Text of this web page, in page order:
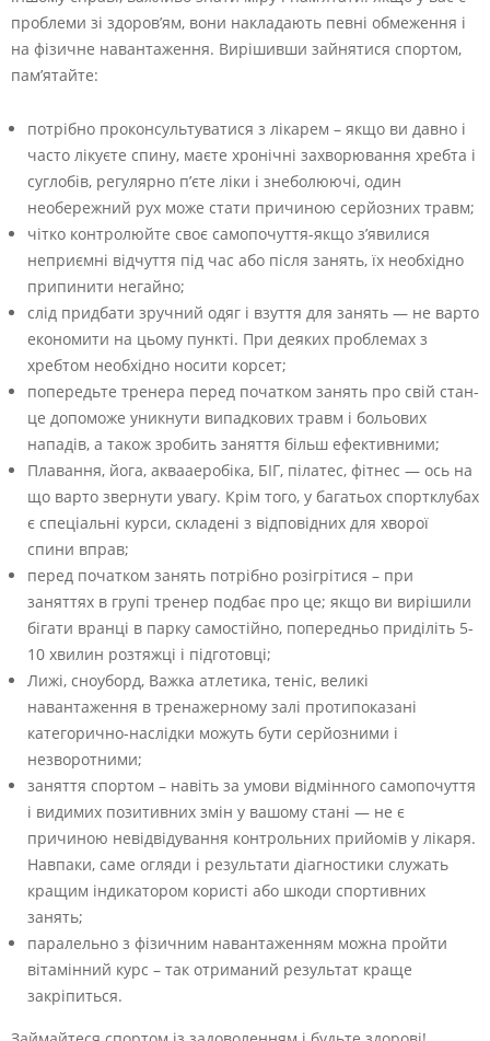
проблеми зі здоров’ям, вони накладають певні обмеження і
на фізичне навантаження. Вирішивши зайнятися спортом,
пам’ятайте:
потрібно проконсультуватися з лікарем – якщо ви давно і
часто лікуєте спину, маєте хронічні захворювання хребта і
суглобів, регулярно п’єте ліки і знеболюючі, один
необережний рух може стати причиною серйозних травм;
чітко контролюйте своє самопочуття-якщо з’явилися
неприємні відчуття під час або після занять, їх необхідно
припинити негайно;
слід придбати зручний одяг і взуття для занять — не варто
економити на цьому пункті. При деяких проблемах з
хребтом необхідно носити корсет;
попередьте тренера перед початком занять про свій стан-
це допоможе уникнути випадкових травм і больових
нападів, а також зробить заняття більш ефективними;
Плавання, йога, аквааеробіка, БІГ, пілатес, фітнес — ось на
що варто звернути увагу. Крім того, у багатьох спортклубах
є спеціальні курси, складені з відповідних для хворої
спини вправ;
перед початком занять потрібно розігрітися – при
заняттях в групі тренер подбає про це; якщо ви вирішили
бігати вранці в парку самостійно, попередньо приділіть 5-
10 хвилин розтяжці і підготовці;
Лижі, сноуборд, Важка атлетика, теніс, великі
навантаження в тренажерному залі протипоказані
категорично-наслідки можуть бути серйозними і
незворотними;
заняття спортом – навіть за умови відмінного самопочуття
і видимих позитивних змін у вашому стані — не є
причиною невідвідування контрольних прийомів у лікаря.
Навпаки, саме огляди і результати діагностики служать
кращим індикатором користі або шкоди спортивних
занять;
паралельно з фізичним навантаженням можна пройти
вітамінний курс – так отриманий результат краще
закріпиться.